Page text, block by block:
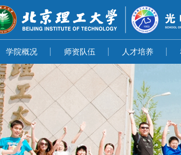
学院概况 师资队伍 人才培养